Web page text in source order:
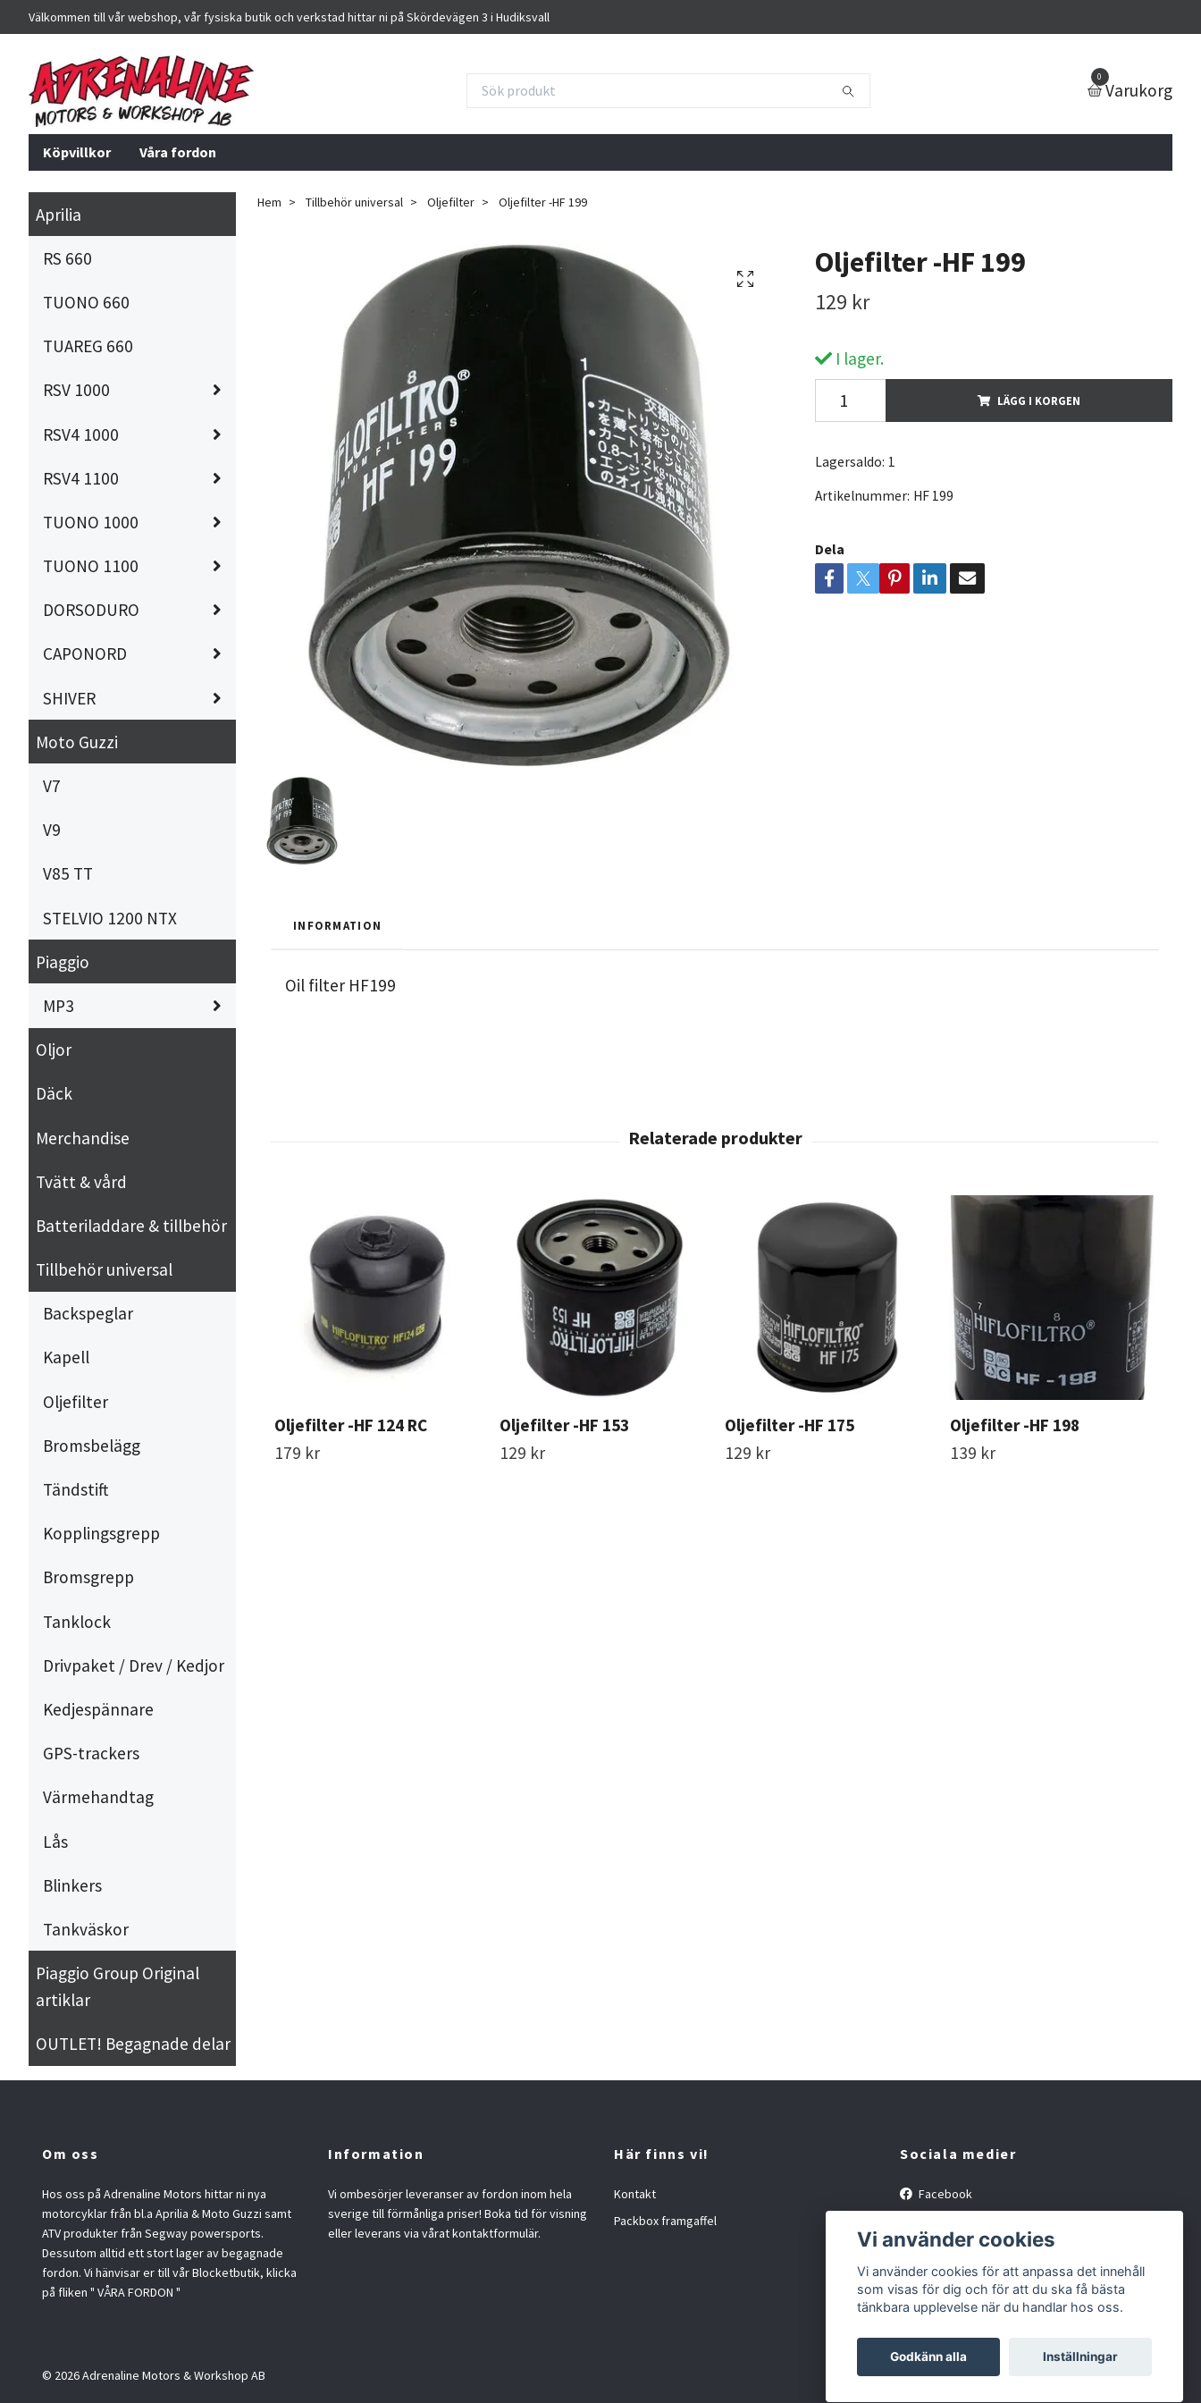
Välkommen till vår webshop, vår fysiska butik och verkstad hittar ni på Skördevägen 3 i Hudiksvall
0
Varukorg
Köpvillkor Våra fordon
Aprilia
RS 660
TUONO 660
TUAREG 660
RSV 1000
RSV4 1000
RSV4 1100
TUONO 1000
TUONO 1100
DORSODURO
CAPONORD
SHIVER
Moto Guzzi
V7
V9
V85 TT
STELVIO 1200 NTX
Piaggio
MP3
Oljor
Däck
Merchandise
Tvätt & vård
Batteriladdare & tillbehör
Tillbehör universal
Backspeglar
Kapell
Oljefilter
Bromsbelägg
Tändstift
Kopplingsgrepp
Bromsgrepp
Tanklock
Drivpaket / Drev / Kedjor
Kedjespännare
GPS-trackers
Värmehandtag
Lås
Blinkers
Tankväskor
Piaggio Group Original
artiklar
OUTLET! Begagnade delar
Hem Tillbehör universal Oljefilter Oljefilter -HF 199
Oljefilter -HF 199
129 kr
I lager.
LÄGG I KORGEN
Lagersaldo: 1
Artikelnummer: HF 199
Dela
INFORMATION
Oil filter HF199
Oljefilter -HF 124 RC
179 kr
Oljefilter -HF 153
129 kr
Oljefilter -HF 175
129 kr
Oljefilter -HF 198
139 kr
Om oss
Hos oss på Adrenaline Motors hittar ni nya
motorcyklar från bl.a Aprilia & Moto Guzzi samt
ATV produkter från Segway powersports.
Dessutom alltid ett stort lager av begagnade
fordon. Vi hänvisar er till vår Blocketbutik, klicka
på fliken " VÅRA FORDON "
Information
Vi ombesörjer leveranser av fordon inom hela
sverige till förmånliga priser! Boka tid för visning
eller leverans via vårat kontaktformulär.
Här finns vi!
Kontakt
Packbox framgaffel
Sociala medier
Facebook
© 2026 Adrenaline Motors & Workshop AB
Vi använder cookies
Vi använder cookies för att anpassa det innehåll
som visas för dig och för att du ska få bästa
tänkbara upplevelse när du handlar hos oss.
Godkänn alla Inställningar